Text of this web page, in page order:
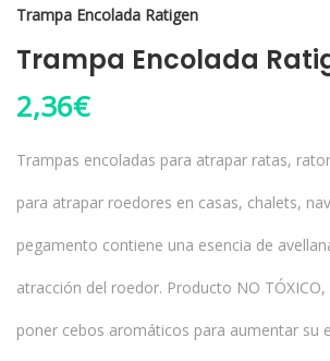
Trampa Encolada Ratigen
Trampa Encolada
2,36€
Trampas encoladas para atrapar ratas,
para atrapar roedores en casas, chalets,
pegamento contiene una esencia de
atracción del roedor. Producto NO
poner cebos aromáticos para aumentar su